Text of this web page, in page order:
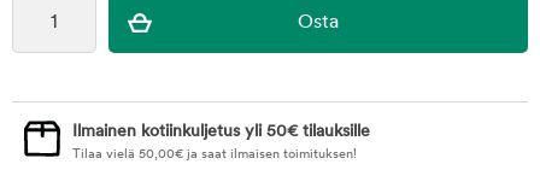
Ilmainen kotiinkuljetus yli 50€ tilauksille
Tilaa vielä 50,00€ ja saat ilmaisen toimituksen!